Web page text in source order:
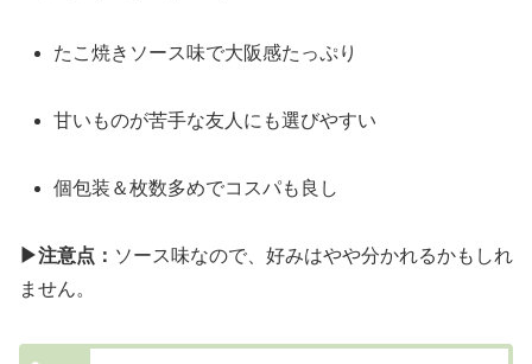
たこ焼きソース味で大阪感たっぷり
甘いものが苦手な友人にも選びやすい
個包装＆枚数多めでコスパも良し
▶注意点： ソース味なので、好みはやや分かれるかもしれ
ません。